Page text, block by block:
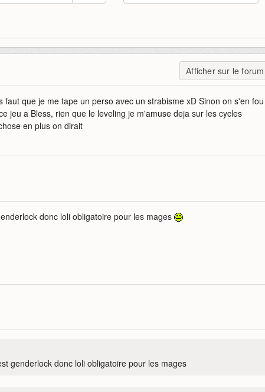
Afficher sur le forum
faut que je me tape un perso avec un strabisme xD Sinon on s'en fou
jeu a Bless, rien que le leveling je m'amuse deja sur les cycles
en plus on dirait
donc loli obligatoire pour les mages
genderlock donc loli obligatoire pour les mages